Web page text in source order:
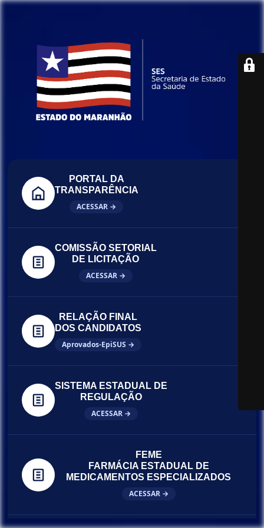
PORTAL DA
TRANSPARÊNCIA
ACESSAR →
COMISSÃO SETORIAL
DE LICITAÇÃO
ACESSAR →
RELAÇÃO FINAL
DOS CANDIDATOS
Aprovados-EpiSUS →
SISTEMA ESTADUAL DE
REGULAÇÃO
ACESSAR →
FEME
FARMÁCIA ESTADUAL DE
MEDICAMENTOS ESPECIALIZADOS
ACESSAR →